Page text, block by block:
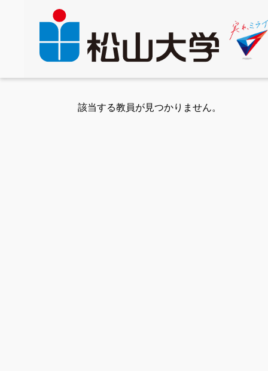
該当する教員が見つかりません。